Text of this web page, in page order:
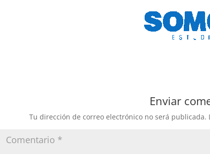
Enviar
Tu dirección de correo electrónico no será publicada.